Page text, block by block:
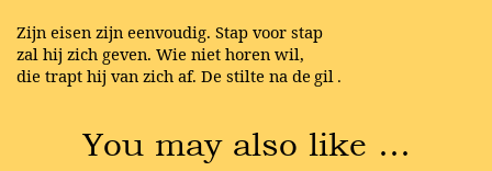
Zijn eisen zijn eenvoudig. Stap voor stap
zal hij zich geven. Wie niet horen wil,
die trapt hij van zich af. De stilte na de gil .
You may also like …